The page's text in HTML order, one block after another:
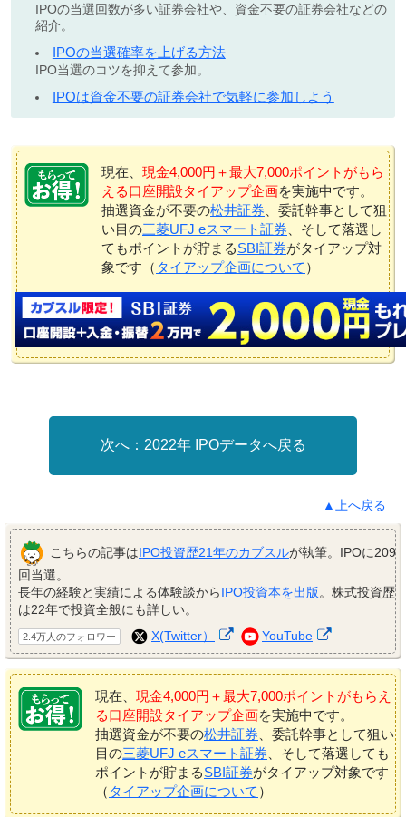
IPOの当選回数が多い証券会社や、資金不要の証券会社などの
紹介。
IPOの当選確率を上げる方法
IPO当選のコツを抑えて参加。
IPOは資金不要の証券会社で気軽に参加しよう
現在、 現金4,000円＋最大7,000ポイントがもら
える口座開設タイアップ企画を実施中です。
抽選資金が不要の松井証券 、委託幹事として狙
い目の三菱UFJ eスマート証券 、そして落選し
てもポイントが貯まるSBI証券がタイアップ対
象です（ タイアップ企画について ）
2022年 IPOデータへ戻る
▲上へ戻る
こちらの記事はIPO投資歴21年のカブスルが執筆。IPOに209
回当選。
長年の経験と実績による体験談からIPO投資本を出版。株式投資歴
は22年で投資全般にも詳しい。
2.4万人のフォロワー X(Twitter） YouTube
現在、 現金4,000円＋最大7,000ポイントがもらえ
る口座開設タイアップ企画を実施中です。
抽選資金が不要の松井証券 、委託幹事として狙い
目の三菱UFJ eスマート証券 、そして落選しても
ポイントが貯まるSBI証券がタイアップ対象です
（ タイアップ企画について ）